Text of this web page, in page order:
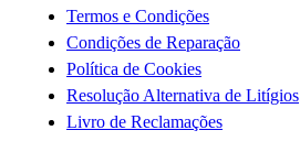
Termos e Condições
Condições de Reparação
Política de Cookies
Resolução Alternativa de Litígios
Livro de Reclamações